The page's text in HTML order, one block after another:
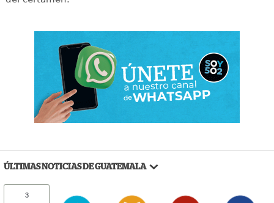
ÚLTIMAS NOTICIAS DE GUATEMALA
3